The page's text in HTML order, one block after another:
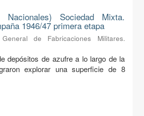
Sociedad Mixta.
1946/47 primera etapa
de Fabricaciones Militares.
depósitos de azufre a lo largo de la
explorar una superficie de 8